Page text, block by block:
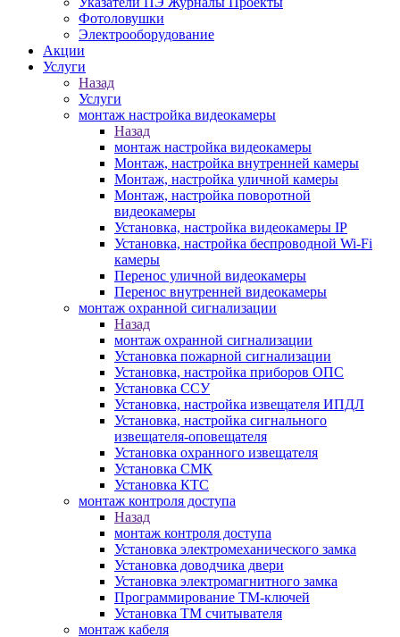
Фотоловушки
Электрооборудование
Акции
Услуги
Назад
Услуги
монтаж настройка видеокамеры
Назад
монтаж настройка видеокамеры
Монтаж, настройка внутренней камеры
Монтаж, настройка уличной камеры
Монтаж, настройка поворотной
видеокамеры
Установка, настройка видеокамеры IP
Установка, настройка беспроводной Wi-Fi
камеры
Перенос уличной видеокамеры
Перенос внутренней видеокамеры
монтаж охранной сигнализации
Назад
монтаж охранной сигнализации
Установка пожарной сигнализации
Установка, настройка приборов ОПС
Установка ССУ
Установка, настройка извещателя ИПДЛ
Установка, настройка сигнального
извещателя-оповещателя
Установка охранного извещателя
Установка СМК
Установка КТС
монтаж контроля доступа
Назад
монтаж контроля доступа
Установка электромеханического замка
Установка доводчика двери
Установка электромагнитного замка
Программирование ТМ-ключей
Установка ТМ считывателя
монтаж кабеля